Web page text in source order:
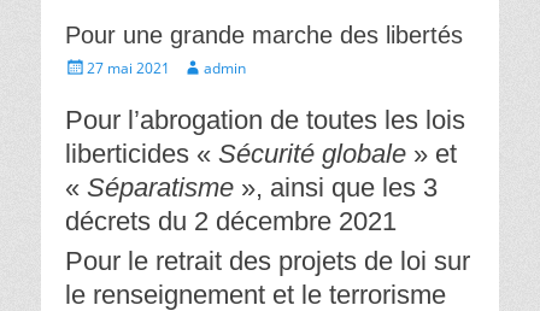
Pour une grande marche des libertés
Écrit27 mai 2021 Auteur
admin
Pour l’abrogation de toutes les lois
liberticides « Sécurité globale » et
« Séparatisme », ainsi que les 3
décrets du 2 décembre 2021
Pour le retrait des projets de loi sur
le renseignement et le terrorisme